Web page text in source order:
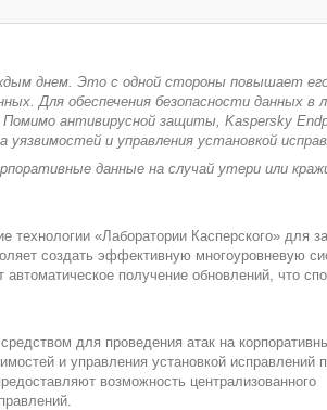
днем. Это с одной стороны повышает
Для обеспечения безопасности данных в
антивирусной защиты, Kaspersky
и управления установкой
данные на случай утери или
«Лаборатории Касперского» для
создать эффективную многоуровневую
получение обновлений, что
для проведения атак на
и управления установкой исправлений
возможность централизованного